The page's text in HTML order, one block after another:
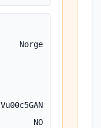
Norge
Vu00c5GAN
NO